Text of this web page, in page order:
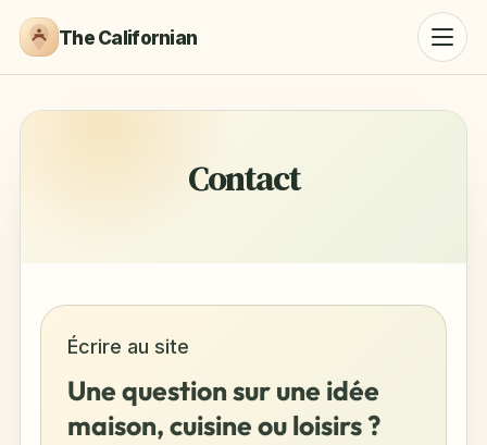
The Californian
Contact
Écrire au site
Une question sur une idée
maison, cuisine ou loisirs ?